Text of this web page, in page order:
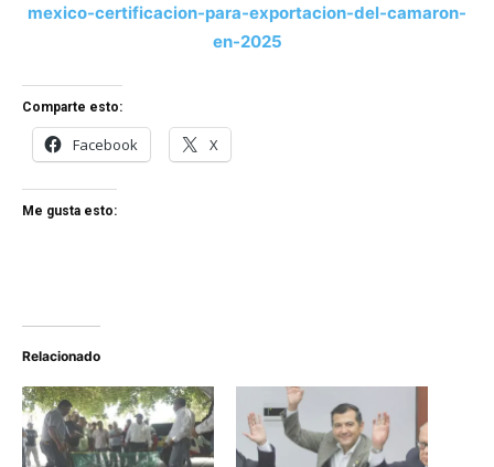
mexico-certificacion-para-exportacion-del-camaron-
en-2025
Comparte esto:
Facebook X
Me gusta esto:
Relacionado